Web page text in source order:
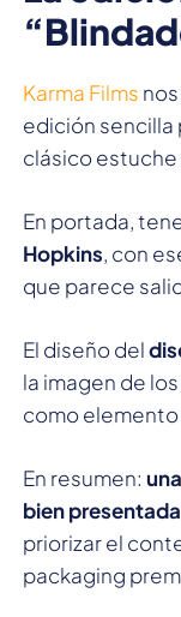
Karma Films
edición sencilla
clásico estuche
En portada,
Hopkins, con
que parece
El diseño del
la imagen de
como
En resumen:
bien presentada
priorizar el
packaging